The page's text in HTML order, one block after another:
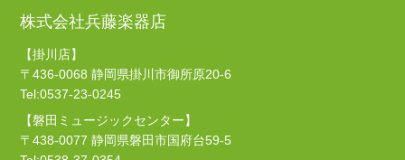
株式会社兵藤楽器店
【掛川店】
〒436-0068 静岡県掛川市御所原20-6
Tel:0537-23-0245
【磐田ミュージックセンター】
〒438-0077 静岡県磐田市国府台59-5